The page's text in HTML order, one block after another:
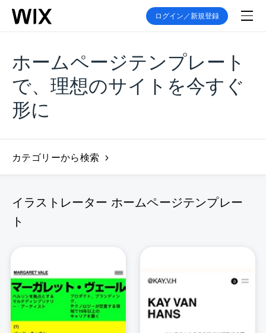
ログイン／新規登録
ホームページテンプレート
で、理想のサイトを今すぐ
形に
カテゴリーから検索
イラストレーター ホームページテンプレー
ト